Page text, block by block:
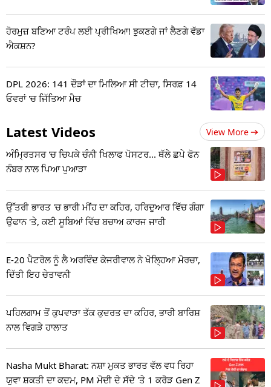
ਹੋਰਮੁਜ਼ ਬਣਿਆ ਟਰੰਪ ਲਈ ਪ੍ਰੀਖਿਆ! ਝੁਕਣਗੇ ਜਾਂ ਲੈਣਗੇ ਵੱਡਾ
ਐਕਸ਼ਨ?
DPL 2026: 141 ਦੌੜਾਂ ਦਾ ਮਿਲਿਆ ਸੀ ਟੀਚਾ, ਸਿਰਫ਼ 14
ਓਵਰਾਂ 'ਚ ਜਿੱਤਿਆ ਮੈਚ
Latest Videos View More
ਅੰਮ੍ਰਿਤਸਰ 'ਚ ਚਿਪਕੇ ਚੰਨੀ ਖਿਲਾਫ ਪੋਸਟਰ... ਥੱਲੇ ਛਪੇ ਫੋਨ
ਨੰਬਰ ਨਾਲ ਪਿਆ ਪੁਆੜਾ
ਉੱਤਰੀ ਭਾਰਤ 'ਚ ਭਾਰੀ ਮੀਂਹ ਦਾ ਕਹਿਰ, ਹਰਿਦੁਆਰ ਵਿੱਚ ਗੰਗਾ
ਉਫਾਨ 'ਤੇ, ਕਈ ਸੂਬਿਆਂ ਵਿੱਚ ਬਚਾਅ ਕਾਰਜ ਜਾਰੀ
E-20 ਪੈਟਰੋਲ ਨੂੰ ਲੈ ਅਰਵਿੰਦ ਕੇਜਰੀਵਾਲ ਨੇ ਖੋਲ੍ਹਿਆ ਮੋਰਚਾ,
ਦਿੱਤੀ ਇਹ ਚੇਤਾਵਨੀ
ਪਹਿਲਗਾਮ ਤੋਂ ਕੁਪਵਾੜਾ ਤੱਕ ਕੁਦਰਤ ਦਾ ਕਹਿਰ, ਭਾਰੀ ਬਾਰਿਸ਼
ਨਾਲ ਵਿਗੜੇ ਹਾਲਾਤ
Nasha Mukt Bharat: ਨਸ਼ਾ ਮੁਕਤ ਭਾਰਤ ਵੱਲ ਵਧ ਰਿਹਾ
ਯੁਵਾ ਸ਼ਕਤੀ ਦਾ ਕਦਮ, PM ਮੋਦੀ ਦੇ ਸੱਦੇ 'ਤੇ 1 ਕਰੋੜ Gen Z